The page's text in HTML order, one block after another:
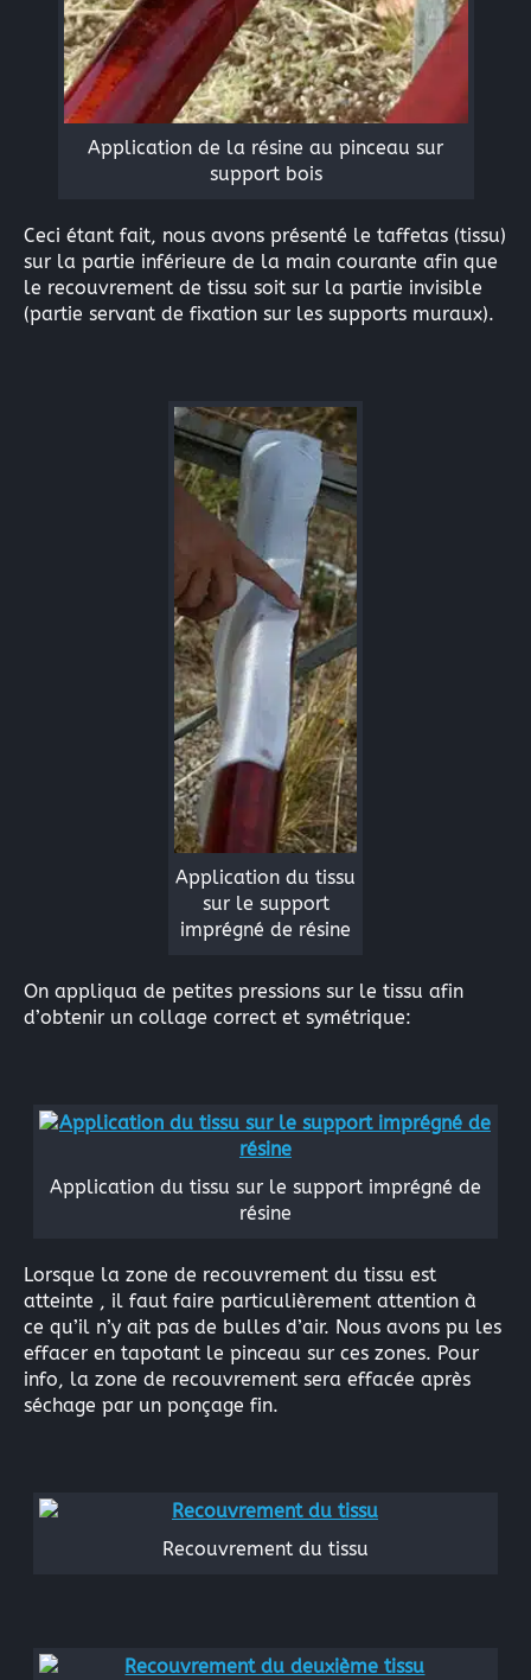
Application de la résine au pinceau sur
support bois
Ceci étant fait, nous avons présenté le taffetas (tissu)
sur la partie inférieure de la main courante afin que
le recouvrement de tissu soit sur la partie invisible
(partie servant de fixation sur les supports muraux).
Application du tissu
sur le support
imprégné de résine
On appliqua de petites pressions sur le tissu afin
d’obtenir un collage correct et symétrique:
Application du tissu sur le support imprégné de
résine
Lorsque la zone de recouvrement du tissu est
atteinte , il faut faire particulièrement attention à
ce qu’il n’y ait pas de bulles d’air. Nous avons pu les
effacer en tapotant le pinceau sur ces zones. Pour
info, la zone de recouvrement sera effacée après
séchage par un ponçage fin.
Recouvrement du tissu